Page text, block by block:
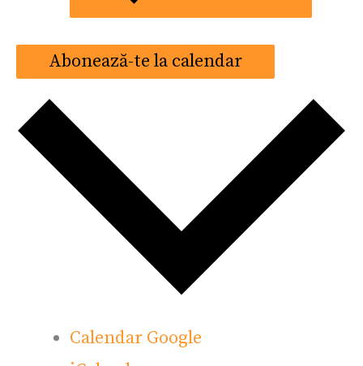
Abonează-te la calendar
Calendar Google